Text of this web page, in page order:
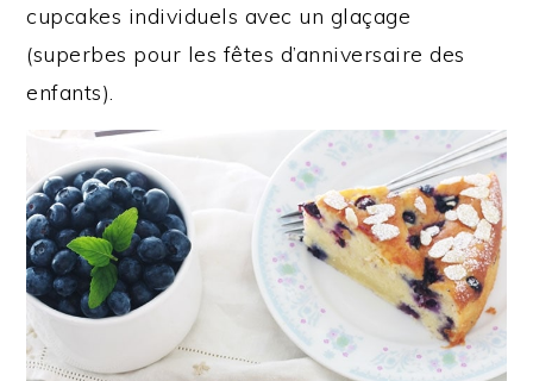
cupcakes individuels avec un glaçage
(superbes pour les fêtes d’anniversaire des
enfants).